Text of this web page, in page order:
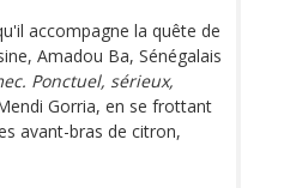
accompagne la quête de
Amadou Ba, Sénégalais
Ponctuel, sérieux,
Gorria, en se frottant
avant-bras de citron,